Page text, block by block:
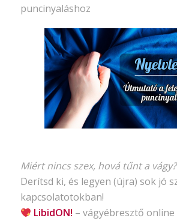
puncinyaláshoz
Miért nincs szex, hová tűnt a vágy?
Derítsd ki, és legyen (újra) sok jó
kapcsolatotokban!
LibidON! – vágyébresztő